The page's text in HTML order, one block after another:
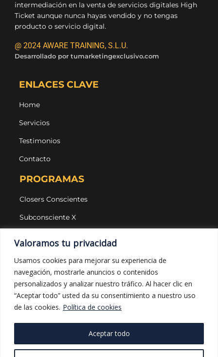
Valoramos tu privacidad
Usamos cookies para mejorar su experiencia de
navegación, mostrarle anuncios o contenidos
personalizados y analizar nuestro tráfico. Al hacer clic en
“Aceptar todo” usted da su consentimiento a nuestro uso
de las cookies. Política de cookies
Aceptar todo
intermediación en la venta de servicios digitales High
Ticket aunque nunca hayas vendido y no tengas
producto o servicio digital.
@ 2024 AWARE TRAINING, S.L.U.
Desarrollado por tumarketingexclusivo.com
ENLACES CLAVE
Home
Servicios
Testimonios
Contacto
PROGRAMAS
Closers Conscientes
Subconsciente X
LEGAL Y PROTECCIÓN
Aviso legal
Política de privacidad
Política de cookies